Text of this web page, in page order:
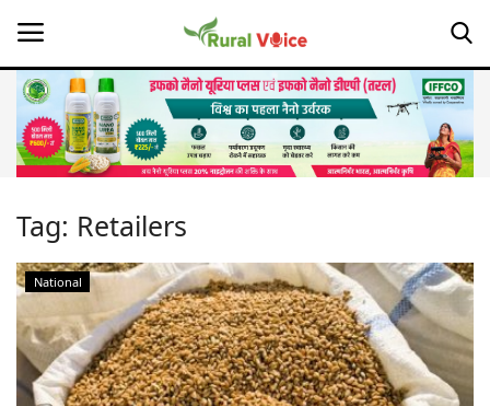
Home
About Us
Leadership Profiles
Opinion
Tag: Retailers
National